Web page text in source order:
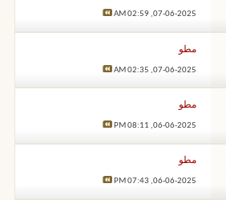
07-06-2025,
02:59 AM
مطو
07-06-2025,
02:35 AM
مطو
06-06-2025,
08:11 PM
مطو
06-06-2025,
07:43 PM